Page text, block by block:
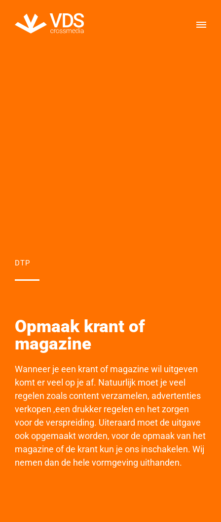
DTP
Opmaak krant of
magazine
Wanneer je een krant of magazine wil uitgeven
komt er veel op je af. Natuurlijk moet je veel
regelen zoals content verzamelen, advertenties
verkopen ,een drukker regelen en het zorgen
voor de verspreiding. Uiteraard moet de uitgave
ook opgemaakt worden, voor de opmaak van het
magazine of de krant kun je ons inschakelen. Wij
nemen dan de hele vormgeving uithanden.